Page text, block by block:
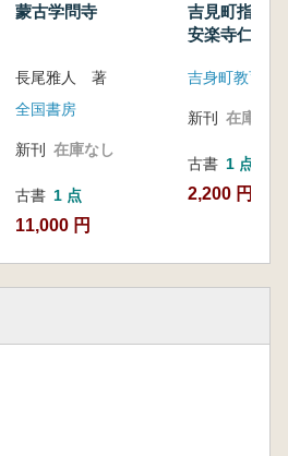
蒙古学問寺
長尾雅人 著
全国書房
新刊 在庫なし
古書 1 点
11,000 円
吉見町指定
安楽寺仁王
新刊 在庫なし
古書 1 点
2,200 円